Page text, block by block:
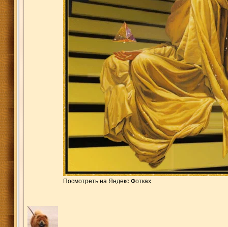
Посмотреть на Яндекс.Фотках